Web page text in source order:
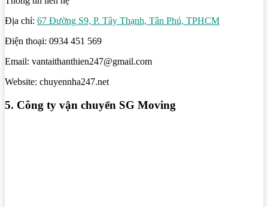
Địa chỉ: 67 Đường S9, P. Tây Thạnh, Tân Phú, TPHCM
Điện thoại: 0934 451 569
Email: vantaithanthien247@gmail.com
Website: chuyennha247.net
5. Công ty vận chuyển SG Moving